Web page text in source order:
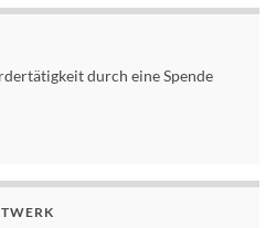
durch eine Spende